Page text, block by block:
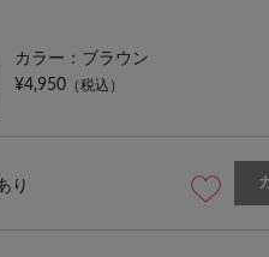
カラー：ブラウン
¥4,950 （税込）
り